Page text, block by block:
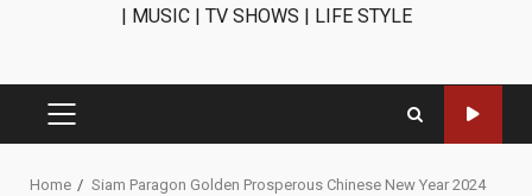
| MUSIC | TV SHOWS | LIFE STYLE
PRIMARY
Home Siam Paragon Golden Prosperous Chinese New Year 2024